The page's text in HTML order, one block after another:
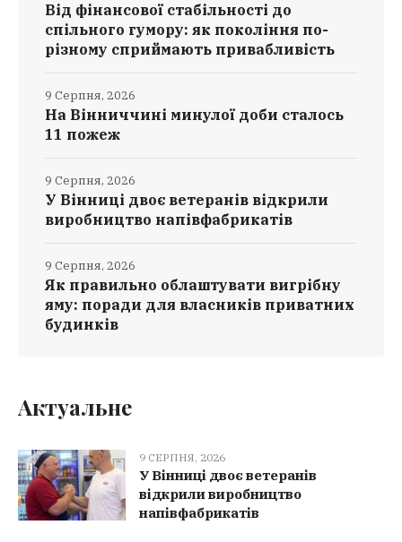
Від фінансової стабільності до
спільного гумору: як покоління по-
різному сприймають привабливість
На Вінниччині минулої доби сталось
11 пожеж
9 Серпня, 2026
У Вінниці двоє ветеранів відкрили
виробництво напівфабрикатів
9 Серпня, 2026
Як правильно облаштувати вигрібну
яму: поради для власників приватних
будинків
9 Серпня, 2026
Актуальне
9 СЕРПНЯ, 2026
У Вінниці двоє ветеранів
відкрили виробництво
напівфабрикатів